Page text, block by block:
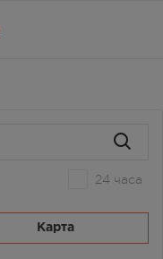
24 часа
Карта